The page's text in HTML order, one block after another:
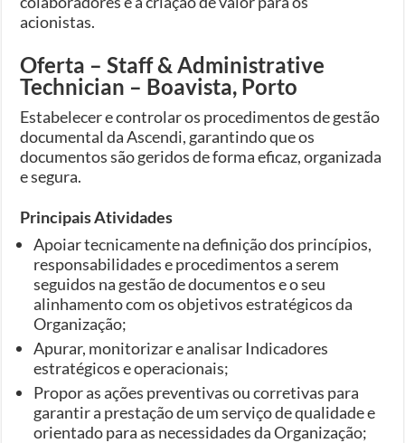
acionistas.
Oferta – Staff & Administrative
Technician – Boavista, Porto
Estabelecer e controlar os procedimentos de gestão
documental da Ascendi, garantindo que os
documentos são geridos de forma eficaz, organizada
e segura.
Principais Atividades
Apoiar tecnicamente na definição dos princípios,
responsabilidades e procedimentos a serem
seguidos na gestão de documentos e o seu
alinhamento com os objetivos estratégicos da
Organização;
Apurar, monitorizar e analisar Indicadores
estratégicos e operacionais;
Propor as ações preventivas ou corretivas para
garantir a prestação de um serviço de qualidade e
orientado para as necessidades da Organização;